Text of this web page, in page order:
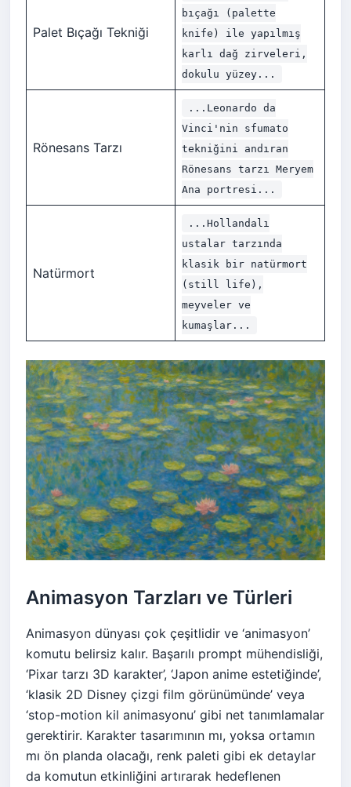
Palet Bıçağı Tekniği
bıçağı (palette
knife) ile yapılmış
karlı dağ zirveleri,
dokulu yüzey...
Rönesans Tarzı
...Leonardo da
Vinci'nin sfumato
tekniğini andıran
Rönesans tarzı Meryem
Ana portresi...
Natürmort
...Hollandalı
ustalar tarzında
klasik bir natürmort
(still life),
meyveler ve
kumaşlar...
Animasyon Tarzları ve Türleri
Animasyon dünyası çok çeşitlidir ve ‘animasyon’
komutu belirsiz kalır. Başarılı prompt mühendisliği,
‘Pixar tarzı 3D karakter’, ‘Japon anime estetiğinde’,
‘klasik 2D Disney çizgi film görünümünde’ veya
‘stop-motion kil animasyonu’ gibi net tanımlamalar
gerektirir. Karakter tasarımının mı, yoksa ortamın
mı ön planda olacağı, renk paleti gibi ek detaylar
da komutun etkinliğini artırarak hedeflenen